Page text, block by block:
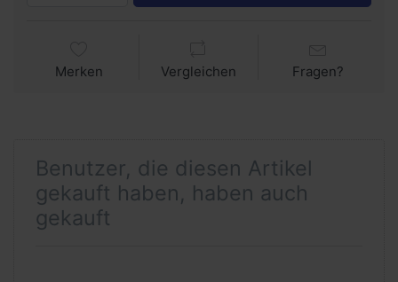
Merken Vergleichen Fragen?
Benutzer, die diesen Artikel
gekauft haben, haben auch
gekauft